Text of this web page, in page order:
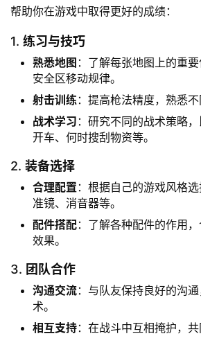
帮助你在游戏中取得更好的成绩：
1. 练习与技巧
熟悉地图 ：了解每张地图上的重
安全区移动规律。
射击训练：提高枪法精度，熟悉不
战术学习 ：研究不同的战术策略
开车、何时搜刮物资等。
2. 装备选择
合理配置 ：根据自己的游戏风格
准镜、消音器等。
配件搭配：了解各种配件的作用
效果。
3. 团队合作
沟通交流：与队友保持良好的沟
术。
相互支持：在战斗中互相掩护，共